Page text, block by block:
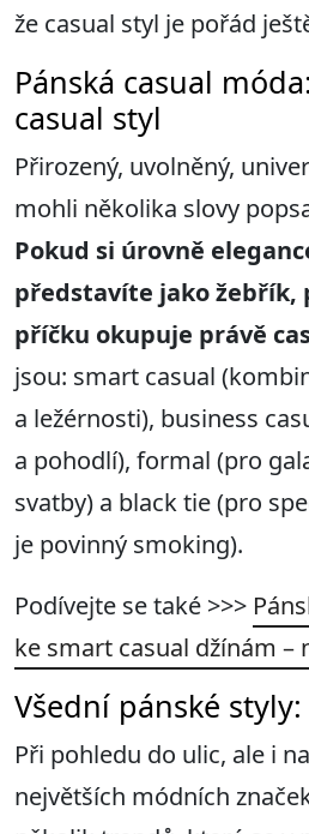
že casual styl je pořád
Pánská casual
casual styl
Přirozený, uvolněný,
mohli několika slovy
Pokud si úrovně
představíte jako žebřík,
příčku okupuje právě
jsou: smart casual
a ležérnosti), business
a pohodlí), formal (pro
svatby) a black tie (pro
je povinný smoking).
Podívejte se také >>>
ke smart casual džínám –
Všední pánské
Při pohledu do ulic, ale i
největších módních